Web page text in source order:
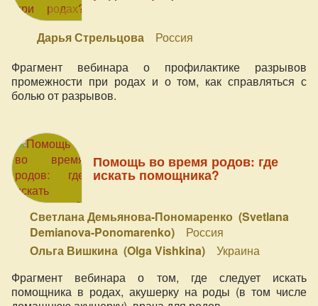
Дарья Стрельцова
Россия
Фрагмент вебинара о профилактике разрывов
промежности при родах и о том, как справляться с
болью от разрывов.
Помощь во время родов: где
искать помощника?
Светлана Демьянова-Пономаренко (Svetlana
Demianova-Ponomarenko)
Россия
Ольга Вишкина (Olga Vishkina)
Украина
Фрагмент вебинара о том, где следует искать
помощника в родах, акушерку на роды (в том числе